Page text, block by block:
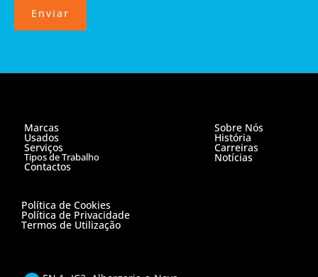
Enviar
Marcas
Usados
Serviços
Tipos de Trabalho
Contactos
Sobre Nós
História
Carreiras
Notícias
Política de Cookies
Política de Privacidade
Termos de Utilização